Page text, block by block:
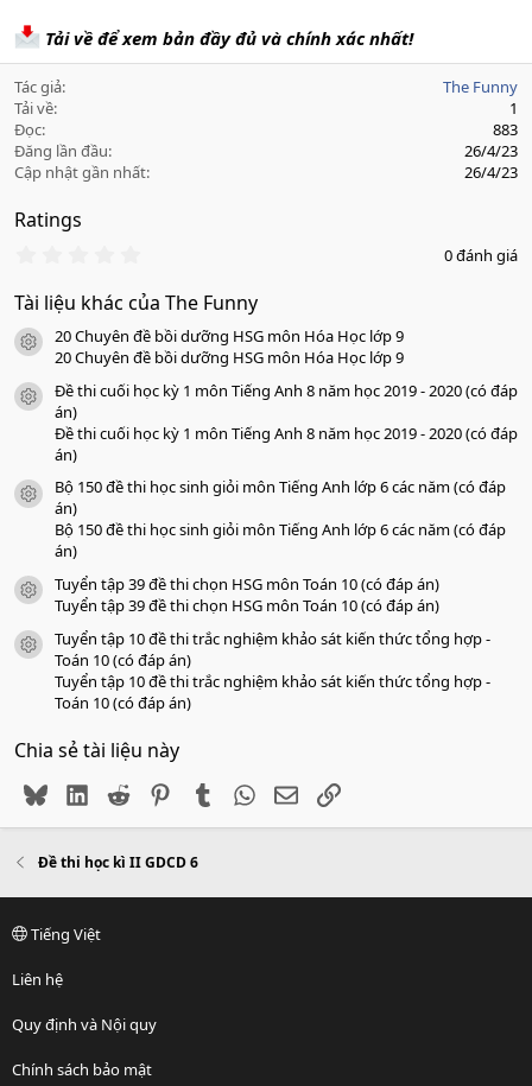
Tải về để xem bản đầy đủ và chính xác nhất!
Tác giả
The Funny
Tải về
1
Đọc
883
Đăng lần đầu
26/4/23
Cập nhật gần nhất
26/4/23
Ratings
0
0
s
a
o
0 đánh giá
Tài liệu khác của The Funny
icon tài liệu
20 Chuyên đề bồi dưỡng HSG môn Hóa Học lớp 9
20 Chuyên đề bồi dưỡng HSG môn Hóa Học lớp 9
icon tài liệu
Đề thi cuối học kỳ 1 môn Tiếng Anh 8 năm học 2019 - 2020 (có đáp
án)
Đề thi cuối học kỳ 1 môn Tiếng Anh 8 năm học 2019 - 2020 (có đáp
án)
icon tài liệu
Bộ 150 đề thi học sinh giỏi môn Tiếng Anh lớp 6 các năm (có đáp
án)
Bộ 150 đề thi học sinh giỏi môn Tiếng Anh lớp 6 các năm (có đáp
án)
icon tài liệu
Tuyển tập 39 đề thi chọn HSG môn Toán 10 (có đáp án)
Tuyển tập 39 đề thi chọn HSG môn Toán 10 (có đáp án)
icon tài liệu
Tuyển tập 10 đề thi trắc nghiệm khảo sát kiến thức tổng hợp -
Toán 10 (có đáp án)
Tuyển tập 10 đề thi trắc nghiệm khảo sát kiến thức tổng hợp -
Toán 10 (có đáp án)
Chia sẻ tài liệu này
BlueskyLinkedIn
Reddit PinterestTumblr WhatsApp
EmailLink
Đề thi học kì II GDCD 6
Tiếng Việt
Liên hệ
Quy định và Nội quy
Chính sách bảo mật